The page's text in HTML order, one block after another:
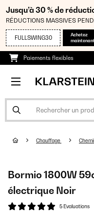
Jusqu’à 30 % de
RÉDUCTIONS MASSIVES
FULLSWING30
Achetez
Paiements flexibles
Chauffage
Bormio 1800W
électrique Noir
5 Evaluations